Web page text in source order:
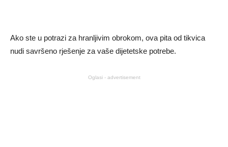
Ako ste u potrazi za hranljivim obrokom, ova pita od tikvica
nudi savršeno rješenje za vaše dijetetske potrebe.
Oglasi - advertisement